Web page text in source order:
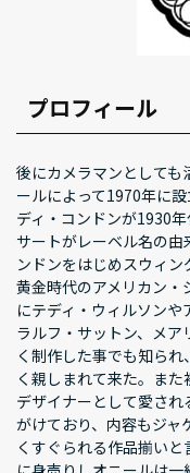
プロフィール
後にカメラマンとして
ールによって1970年に
ディ・コンドンが1930
サートがレーベル名の
ンドンをはじめスウィ
黄金時代のアメリカン
にテディ・ウィルソンや
ラルフ・サットン、メ
く制作した事でも知ら
く親しまれて来た。ま
デザイナーとして愛さ
がけており、内容もジャ
くすぐられる作品揃い